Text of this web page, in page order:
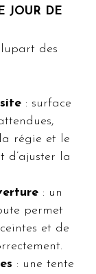
JOUR DE
des
: surface
régie et le
d’ajuster la
: un
permet
et de
: une tente